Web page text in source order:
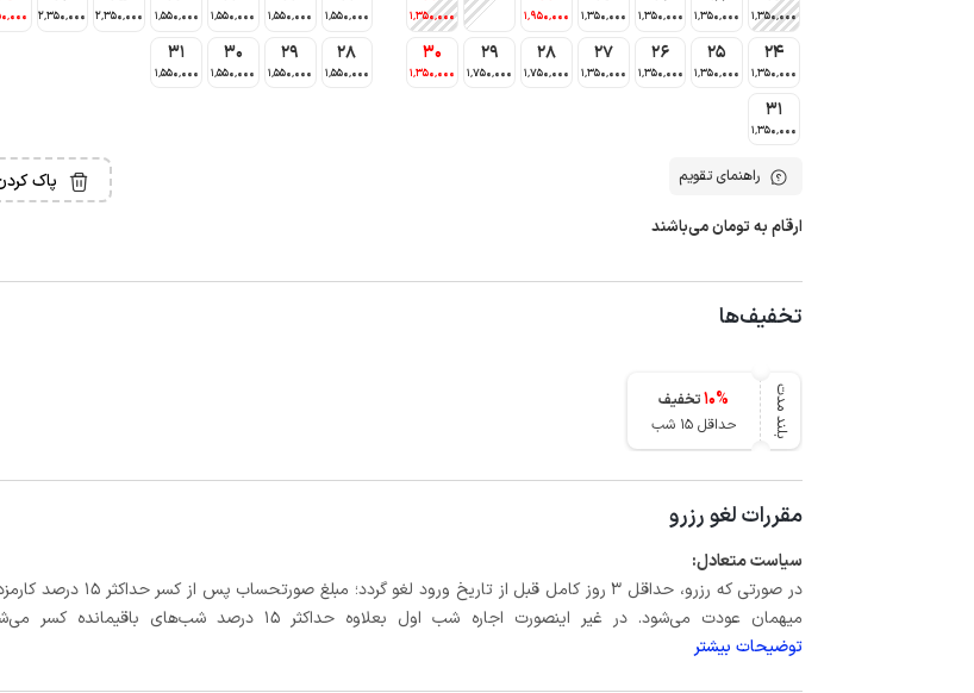
1٬350٬000 1٬350٬000 1٬350٬000 1٬350٬000 1٬950٬000 1٬350٬000
24
1٬350٬000
25
1٬350٬000
26
1٬350٬000
27
1٬350٬000
28
1٬750٬000
29
1٬750٬000
30
1٬350٬000
31
1٬350٬000
1٬550٬000 1٬550٬000 1٬550٬000 1٬550٬000 2٬350٬000 2٬350٬000
28
1٬550٬000
29
1٬550٬000
30
1٬550٬000
31
1٬550٬000
راهنمای تقویم پاک
ارقام به تومان می‌باشند
تخفیف‌ها
بلند مدت 10%
تخفیف
حداقل 15 شب
مقررات لغو رزرو
سیاست متعادل:
در صورتی که رزرو، حداقل 3 روز کامل قبل از تاریخ ورود لغو گردد؛ مبلغ صورتحساب پس
میهمان عودت می‌شود. در غیر اینصورت اجاره شب اول بعلاوه حداکثر 15 درصد شب‌های باقیمانده کسر می‌شود.
توضیحات بیشتر